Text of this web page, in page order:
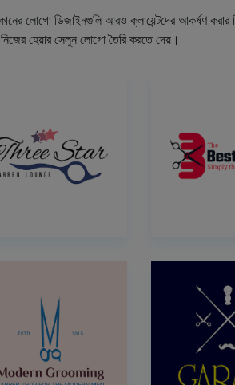
লোগো ডিজাইনগুলি আরও ক্লায়েন্টদের আকর্ষণ
হেয়ার সেলুন লোগো তৈরি করতে দেয়।